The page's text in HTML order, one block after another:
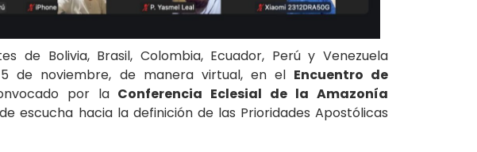
de Bolivia, Brasil, Colombia, Ecuador, Perú y Venezuela
de noviembre, de manera virtual, en el Encuentro de
por la Conferencia Eclesial de la Amazonía
escucha hacia la definición de las Prioridades Apostólicas